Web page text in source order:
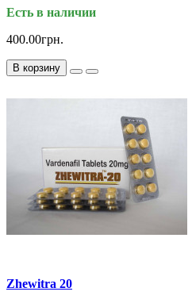
Есть в наличии
400.00грн.
В корзину
Zhewitra 20